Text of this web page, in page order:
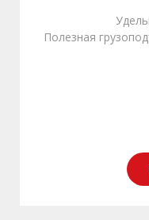
Полезная